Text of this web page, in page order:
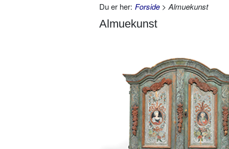
Du er her: Forside > Almuekunst
Almuekunst